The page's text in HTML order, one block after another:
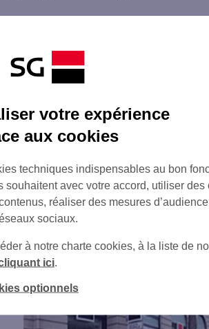
Par SMS
de l'agence
votre expérience
aux cookies
techniques indispensables au bon
souhaitent avec votre accord, utiliser
réaliser des mesures
sociaux.
à notre charte cookies, à la liste de
ici
optionnels